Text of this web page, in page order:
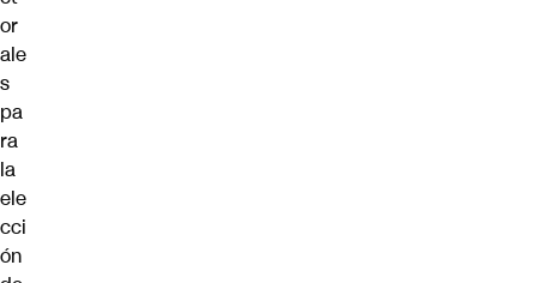
or
ale
s
pa
ra
la
ele
cci
ón